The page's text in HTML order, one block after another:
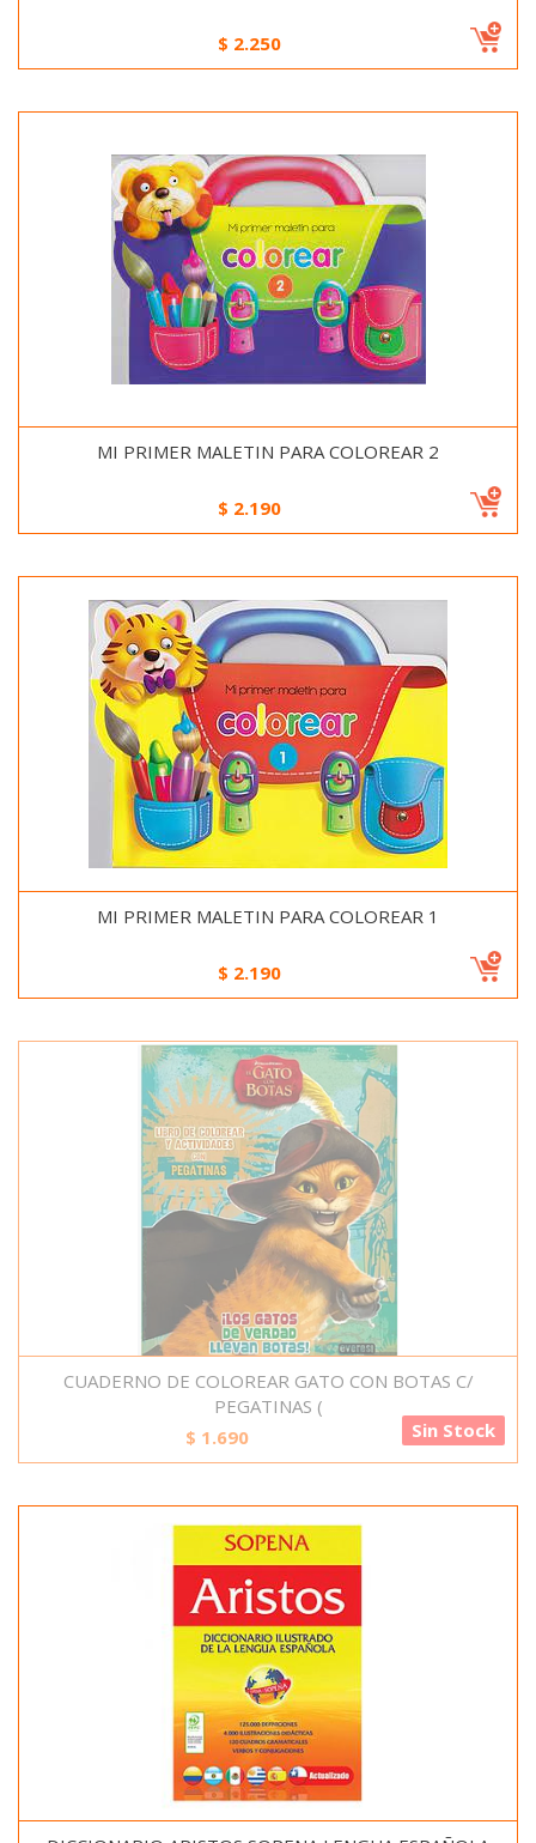
$ 2.250
MI PRIMER MALETIN PARA COLOREAR 2
$ 2.190
MI PRIMER MALETIN PARA COLOREAR 1
$ 2.190
CUADERNO DE COLOREAR GATO CON BOTAS C/
PEGATINAS (
$ 1.690 Sin Stock